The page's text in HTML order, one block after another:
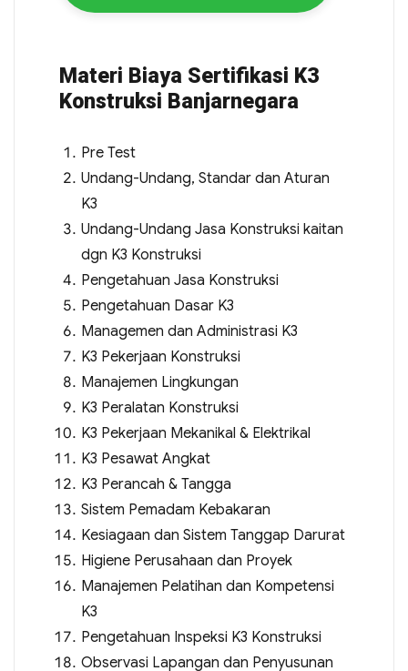
Materi Biaya Sertifikasi K3
Konstruksi Banjarnegara
Pre Test
Undang-Undang, Standar dan Aturan
K3
Undang-Undang Jasa Konstruksi kaitan
dgn K3 Konstruksi
Pengetahuan Jasa Konstruksi
Pengetahuan Dasar K3
Managemen dan Administrasi K3
K3 Pekerjaan Konstruksi
Manajemen Lingkungan
K3 Peralatan Konstruksi
K3 Pekerjaan Mekanikal & Elektrikal
K3 Pesawat Angkat
K3 Perancah & Tangga
Sistem Pemadam Kebakaran
Kesiagaan dan Sistem Tanggap Darurat
Higiene Perusahaan dan Proyek
Manajemen Pelatihan dan Kompetensi
K3
Pengetahuan Inspeksi K3 Konstruksi
Observasi Lapangan dan Penyusunan